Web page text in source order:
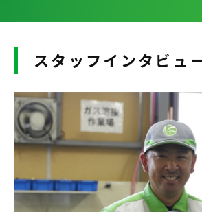
スタッフインタビュ